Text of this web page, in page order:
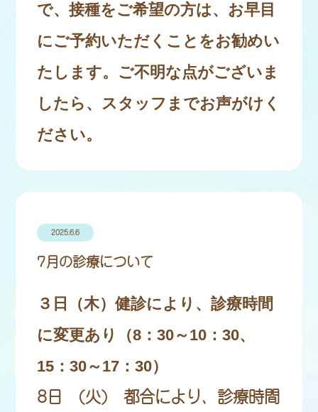
で、接種をご希望の方は、お早目
にご予約いただくことをお勧めい
たします。ご不明な点がございま
したら、 スタッフまでお声がけく
ださい。
2025.6.6
7月の診療について
３日（木）健診により、診療時間
に変更あり（8：30～10：30、
15：30～17：30）
8日 (火) 都合により、診療時間